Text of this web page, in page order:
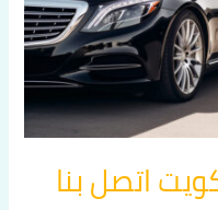
اتصل بنا